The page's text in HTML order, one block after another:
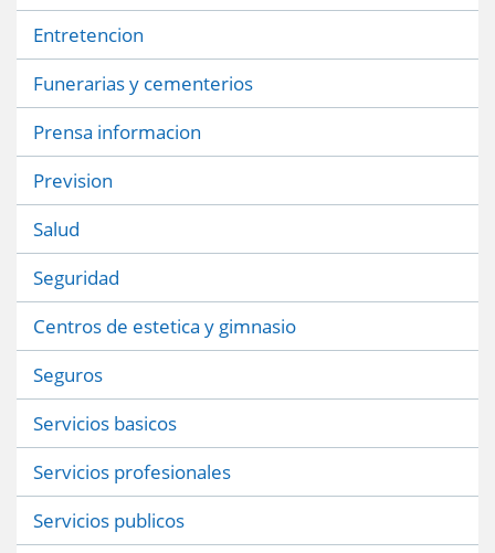
Entretencion
Funerarias y cementerios
Prensa informacion
Prevision
Salud
Seguridad
Centros de estetica y gimnasio
Seguros
Servicios basicos
Servicios profesionales
Servicios publicos